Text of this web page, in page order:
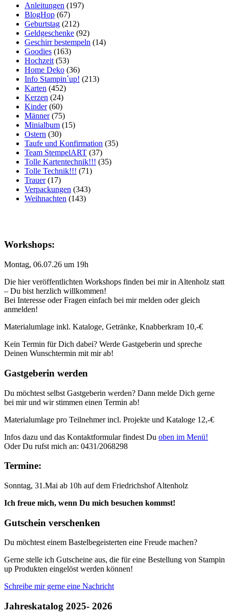
Anleitungen (197)
BlogHop (67)
Geburtstag (212)
Geldgeschenke (92)
Geschirr bestempeln (14)
Goodies (163)
Hochzeit (53)
Home Deko (36)
Info Stampin´up! (213)
Karten (452)
Kerzen (24)
Kinder(60)
Männer(75)
Minialbum (15)
Ostern (30)
Taufe und Konfirmation (35)
Team StempelART (37)
Tolle Kartentechnik!!! (35)
Tolle Technik!!! (71)
Trauer(17)
Verpackungen (343)
Weihnachten (143)
Workshops:
Montag, 06.07.26 um 19h
Die hier veröffentlichten Workshops finden bei mir in Altenholz statt
– Du bist herzlich willkommen!
Bei Interesse oder Fragen einfach bei mir melden oder gleich
anmelden!
Materialumlage inkl. Kataloge, Getränke, Knabberkram 10,-€
Kein Termin für Dich dabei? Werde Gastgeberin und spreche
Deinen Wunschtermin mit mir ab!
Gastgeberin werden
Du möchtest selbst Gastgeberin werden? Dann melde Dich gerne
bei mir und wir stimmen einen Termin ab!
Materialumlage pro Teilnehmer incl. Projekte und Kataloge 12,-€
Infos dazu und das Kontaktformular findest Du oben im Menü!
Oder Du rufst mich an: 0431/2068298
Termine:
Sonntag, 31.Mai ab 10h auf dem Friedrichshof Altenholz
Ich freue mich, wenn Du mich besuchen kommst!
Gutschein verschenken
Du möchtest einem Bastelbegeisterten eine Freude machen?
Gerne stelle ich Gutscheine aus, die für eine Bestellung von Stampin
up Produkten eingelöst werden können!
Schreibe mir gerne eine Nachricht
Jahreskatalog 2025- 2026